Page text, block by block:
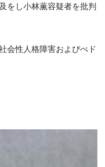
をし小林薫容疑者を批判
会性人格障害およびぺド